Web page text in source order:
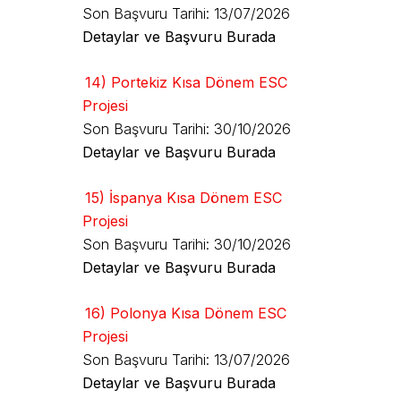
Son Başvuru Tarihi: 13/07/2026
Detaylar ve Başvuru Burada
14) Portekiz Kısa Dönem ESC
Projesi
Son Başvuru Tarihi: 30/10/2026
Detaylar ve Başvuru Burada
15) İspanya Kısa Dönem ESC
Projesi
Son Başvuru Tarihi: 30/10/2026
Detaylar ve Başvuru Burada
16) Polonya Kısa Dönem ESC
Projesi
Son Başvuru Tarihi: 13/07/2026
Detaylar ve Başvuru Burada